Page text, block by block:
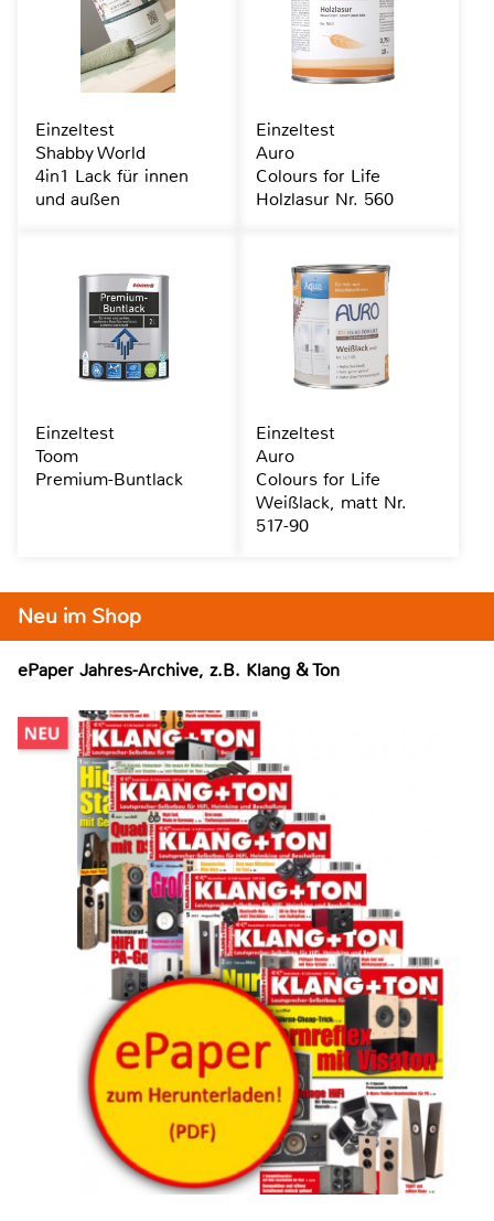
Neu im Shop
ePaper Jahres-Archive, z.B. Klang & Ton
Einzeltest
Shabby World
4in1 Lack für innen
und außen
Einzeltest
Auro
Colours for Life
Holzlasur Nr. 560
Einzeltest
Toom
Premium-Buntlack
Einzeltest
Auro
Colours for Life
Weißlack, matt Nr.
517-90